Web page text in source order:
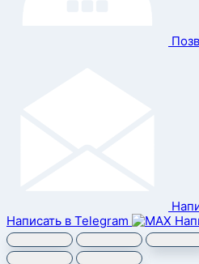
Написать в Telegram